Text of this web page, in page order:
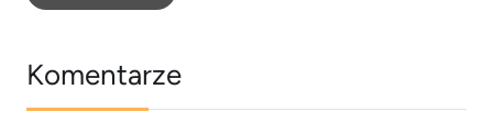
Komentarze